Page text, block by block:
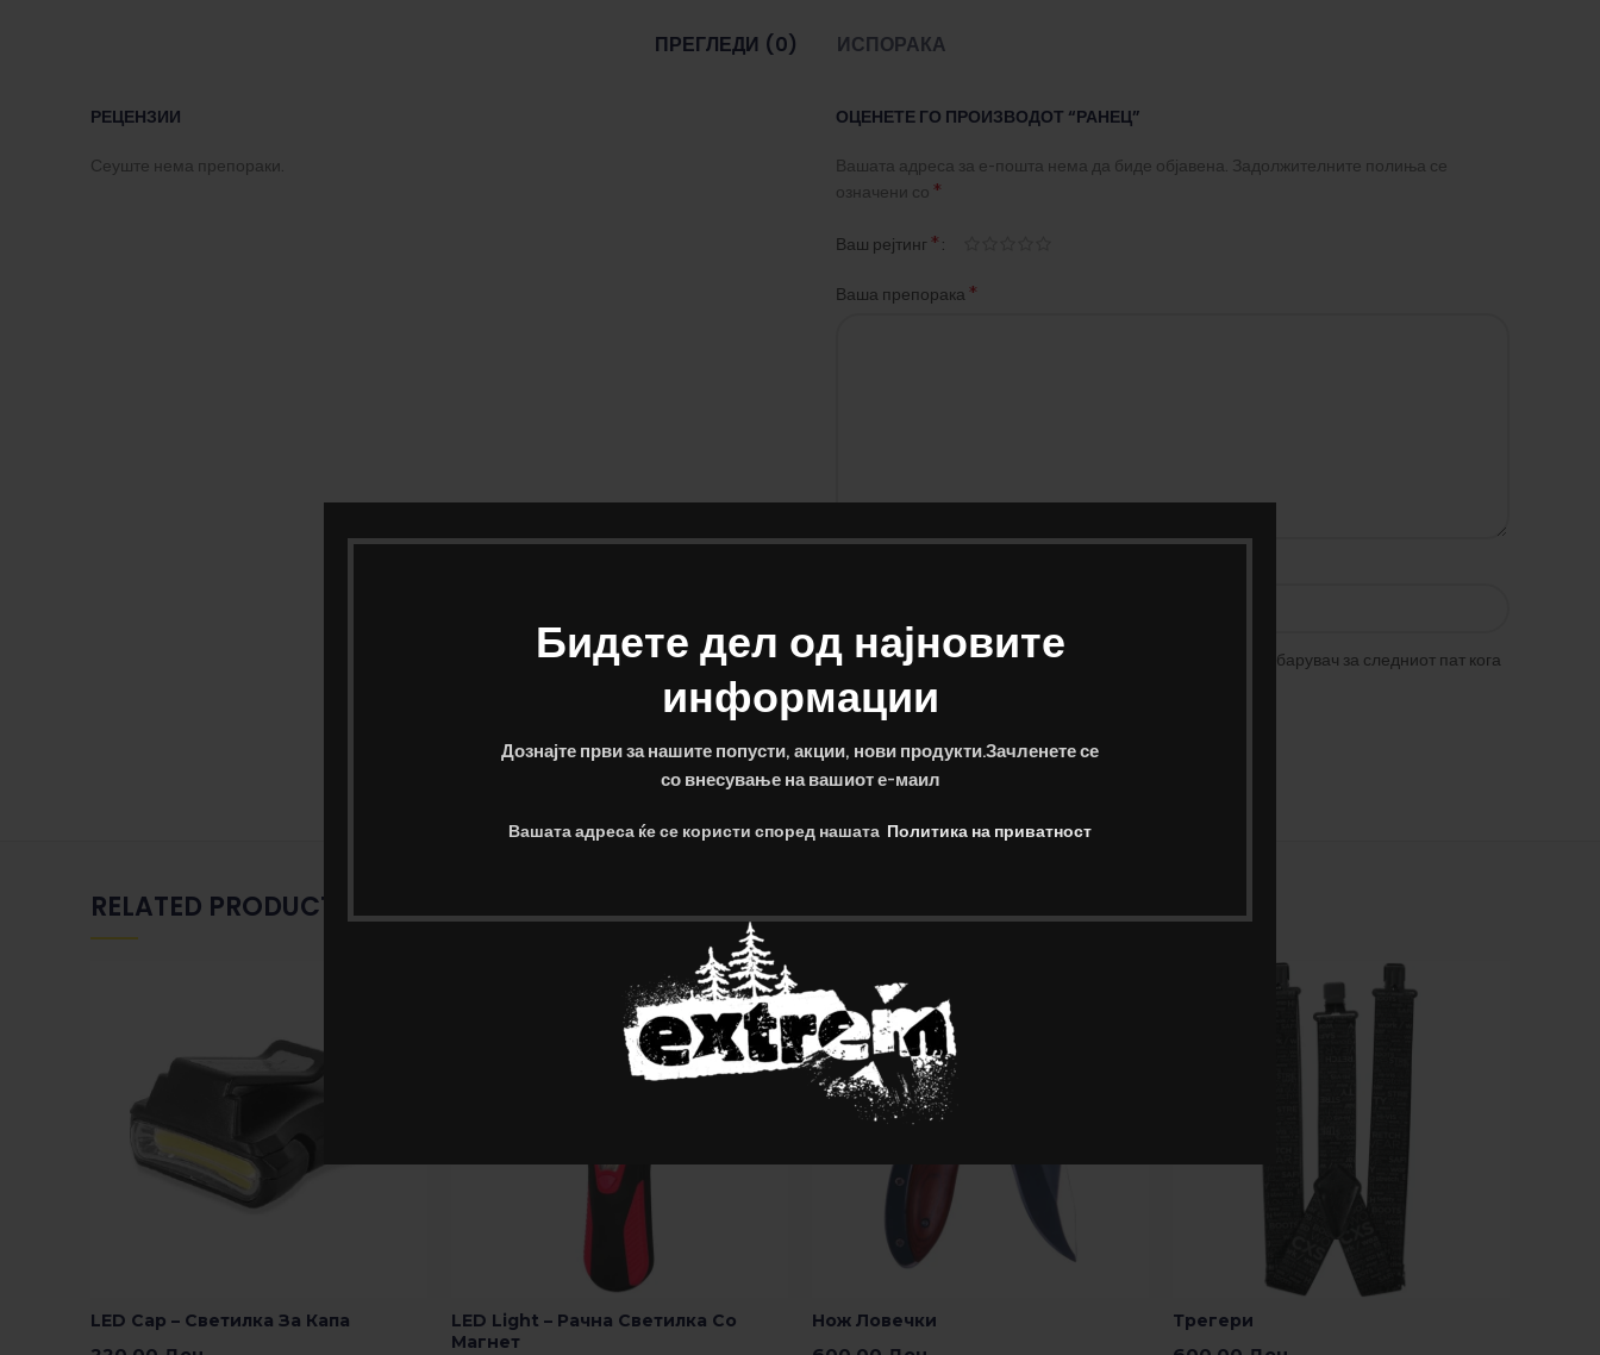
Бидете дел од најновите
информации
Дознајте први за нашите попусти, акции, нови продукти.Зачленете се
со внесување на вашиот е-маил
Вашата адреса ќе се користи според нашата Политика на приватност
ПРЕГЛЕДИ (0) ИСПОРАКА
РЕЦЕНЗИИ
Сеуште нема препораки.
ОЦЕНЕТЕ ГО ПРОИЗВОДОТ “РАНЕЦ”
Вашата адреса за е-пошта нема да биде објавена. Задолжителните полиња се
означени со *
Ваш рејтинг *
Ваша препорака *
Зачувај го моето име, е-маил и веб страна во овој пребарувач за следниот пат кога
ќе коментирам.
RELATED PRODUCTS
LED Cap – Светилка За Капа
LED Light – Рачна Светилка Со
Магнет
Нож Ловечки Трегери